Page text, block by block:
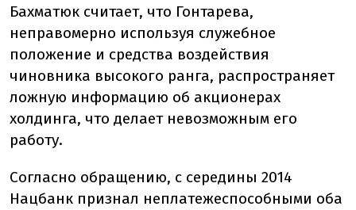
Бахматюк считает, что Гонтарева,
неправомерно используя служебное
положение и средства воздействия
чиновника высокого ранга, распространяет
ложную информацию об акционерах
холдинга, что делает невозможным его
работу.
Согласно обращению, с середины 2014
Нацбанк признал неплатежеспособными оба